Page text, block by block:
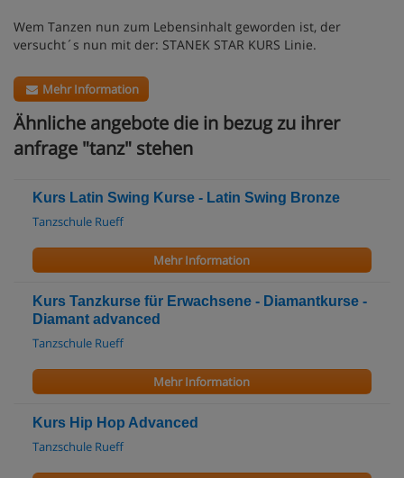
Wem Tanzen nun zum Lebensinhalt geworden ist, der
versucht´s nun mit der: STANEK STAR KURS Linie.
Mehr Information
Ähnliche angebote die in bezug zu ihrer
anfrage "tanz" stehen
Kurs Latin Swing Kurse - Latin Swing Bronze
Tanzschule Rueff
Mehr Information
Kurs Tanzkurse für Erwachsene - Diamantkurse -
Diamant advanced
Tanzschule Rueff
Mehr Information
Kurs Hip Hop Advanced
Tanzschule Rueff